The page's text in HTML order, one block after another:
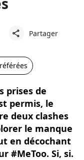
share Partager
prises de
permis, le
deux clashes
le manque
en décochant
#MeToo. Si, si.